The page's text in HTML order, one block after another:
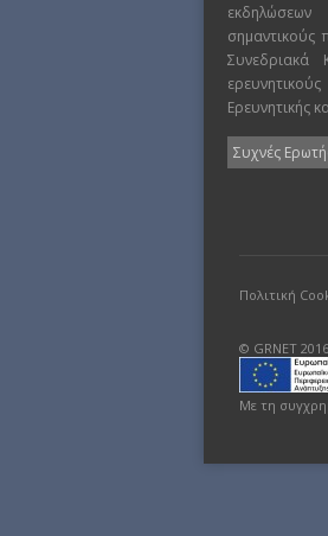
σημαντικούς
Ερευνητικής
Συχνές
Πολιτική
© GRNET 2016
Με τη